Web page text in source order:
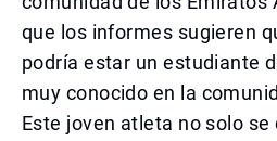
que los informes sugieren
podría estar un estudiante
muy conocido en la
Este joven atleta no solo